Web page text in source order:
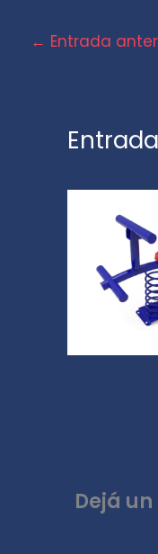
← Entrada
Dejá